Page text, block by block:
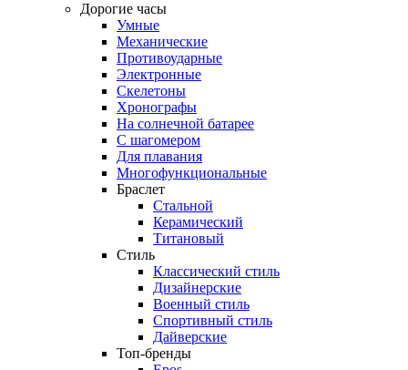
Дорогие часы
Умные
Механические
Противоударные
Электронные
Скелетоны
Хронографы
На солнечной батарее
С шагомером
Для плавания
Многофункциональные
Браслет
Стальной
Керамический
Титановый
Стиль
Классический стиль
Дизайнерские
Военный стиль
Спортивный стиль
Дайверские
Топ-бренды